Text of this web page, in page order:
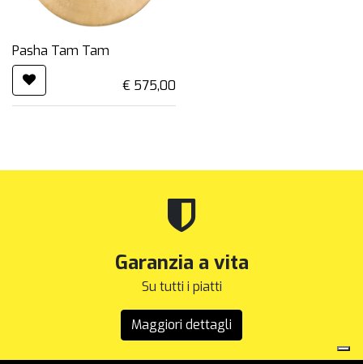
Pasha Tam Tam
€ 575,00
Garanzia a vita
Su tutti i piatti
Maggiori dettagli